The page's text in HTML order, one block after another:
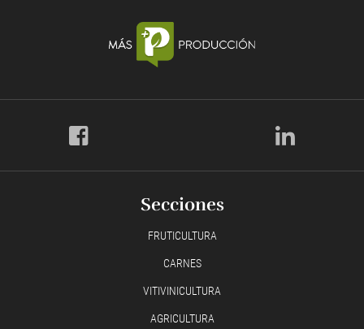
Secciones
FRUTICULTURA
CARNES
VITIVINICULTURA
AGRICULTURA